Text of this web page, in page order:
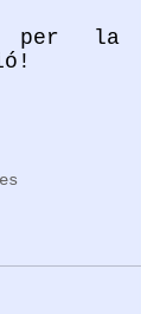
per la